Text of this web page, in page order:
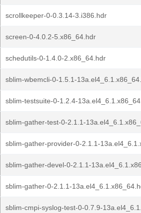
scrollkeeper-0-0.3.14-3.i386.hdr
screen-0-4.0.2-5.x86_64.hdr
schedutils-0-1.4.0-2.x86_64.hdr
sblim-wbemcli-0-1.5.1-
sblim-testsuite-0-1.2.4-
sblim-gather-test-0-2.1.1-
sblim-gather-provider-0-2.1.1-
sblim-gather-devel-0-2.1.1-
sblim-gather-0-2.1.1-
sblim-cmpi-syslog-test-0-0.7.9-